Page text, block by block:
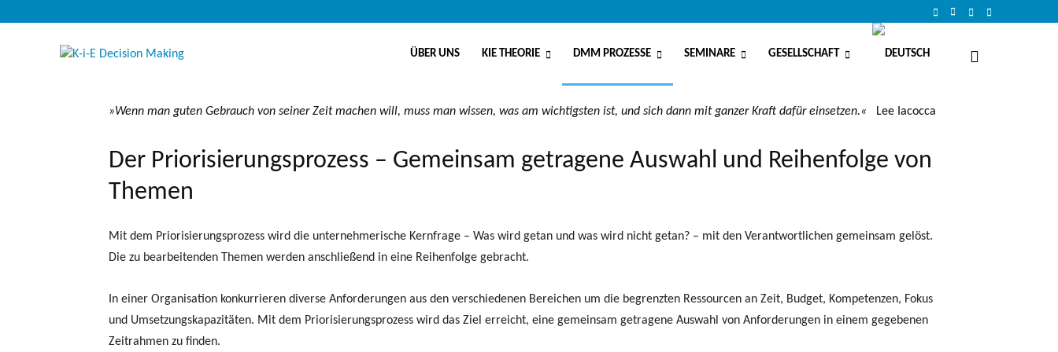
ÜBER UNS KIE THEORIE DMM PROZESSE SEMINARE GESELLSCHAFT
»Wenn man guten Gebrauch von seiner Zeit machen will, muss man wissen, was am wichtigsten ist, und sich dann mit ganzer Kraft dafür einsetzen.« Lee Iacocca
Der Priorisierungsprozess – Gemeinsam getragene Auswahl und Reihenfolge von
Themen
Mit dem Priorisierungsprozess wird die unternehmerische Kernfrage – Was wird getan und was wird nicht getan? – mit den Verantwortlichen gemeinsam gelöst.
Die zu bearbeitenden Themen werden anschließend in eine Reihenfolge gebracht.
In einer Organisation konkurrieren diverse Anforderungen aus den verschiedenen Bereichen um die begrenzten Ressourcen an Zeit, Budget, Kompetenzen, Fokus
und Umsetzungskapazitäten. Mit dem Priorisierungsprozess wird das Ziel erreicht, eine gemeinsam getragene Auswahl von Anforderungen in einem gegebenen
Zeitrahmen zu finden.